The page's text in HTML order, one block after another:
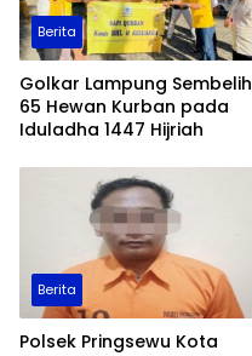
Berita
Golkar Lampung Sembelih
65 Hewan Kurban pada
Iduladha 1447 Hijriah
Berita
Polsek Pringsewu Kota